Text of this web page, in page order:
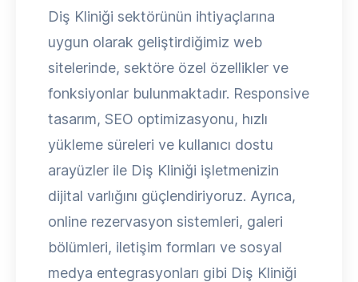
Diş Kliniği sektörünün ihtiyaçlarına
uygun olarak geliştirdiğimiz web
sitelerinde, sektöre özel özellikler ve
fonksiyonlar bulunmaktadır. Responsive
tasarım, SEO optimizasyonu, hızlı
yükleme süreleri ve kullanıcı dostu
arayüzler ile Diş Kliniği işletmenizin
dijital varlığını güçlendiriyoruz. Ayrıca,
online rezervasyon sistemleri, galeri
bölümleri, iletişim formları ve sosyal
medya entegrasyonları gibi Diş Kliniği